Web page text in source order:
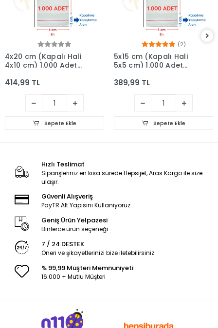
4x20 cm (Kapalı Hali
4x10 cm) 1.000 Adet
Şapkalı Poşet
414,99 TL
Sepete Ekle
(2)
5x15 cm (Kapalı Hali
5x5 cm) 1.000 Adet
Şapkalı Poşet
389,99 TL
Sepete Ekle
Hızlı Teslimat
Siparişleriniz en kısa sürede Hepsijet, Aras Kargo ile size
ulaşır.
Güvenli Alışveriş
PayTR Alt Yapısını Kullanıyoruz
Geniş Ürün Yelpazesi
Binlerce ürün seçeneği
7 / 24 DESTEK
Öneri ve şikayetlerinizi bize iletebilirsiniz.
% 99,99 Müşteri Memnuniyeti
16.000 + Mutlu Müşteri